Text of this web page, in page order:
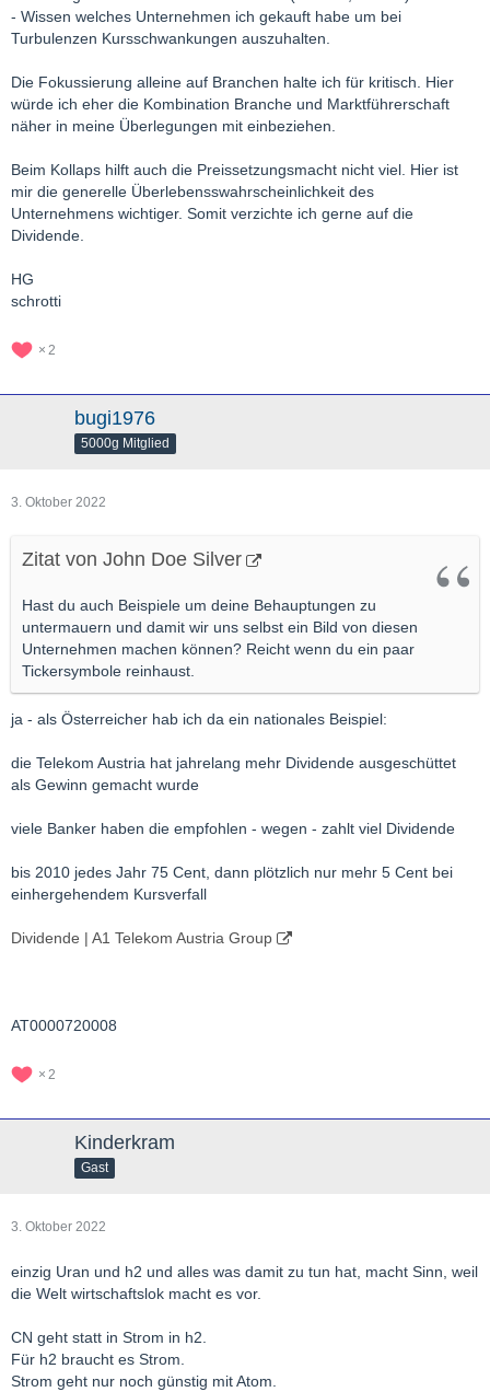
- Wissen welches Unternehmen ich gekauft habe um bei
Turbulenzen Kursschwankungen auszuhalten.
Die Fokussierung alleine auf Branchen halte ich für kritisch. Hier
würde ich eher die Kombination Branche und Marktführerschaft
näher in meine Überlegungen mit einbeziehen.
Beim Kollaps hilft auch die Preissetzungsmacht nicht viel. Hier ist
mir die generelle Überlebensswahrscheinlichkeit des
Unternehmens wichtiger. Somit verzichte ich gerne auf die
Dividende.
HG
schrotti
2
bugi1976
5000g Mitglied
3. Oktober 2022
Zitat von John Doe Silver
Hast du auch Beispiele um deine Behauptungen zu
untermauern und damit wir uns selbst ein Bild von diesen
Unternehmen machen können? Reicht wenn du ein paar
Tickersymbole reinhaust.
ja - als Österreicher hab ich da ein nationales Beispiel:
die Telekom Austria hat jahrelang mehr Dividende ausgeschüttet
als Gewinn gemacht wurde
viele Banker haben die empfohlen - wegen - zahlt viel Dividende
bis 2010 jedes Jahr 75 Cent, dann plötzlich nur mehr 5 Cent bei
einhergehendem Kursverfall
Dividende | A1 Telekom Austria Group
AT0000720008
2
Kinderkram
Gast
3. Oktober 2022
einzig Uran und h2 und alles was damit zu tun hat, macht Sinn, weil
die Welt wirtschaftslok macht es vor.
CN geht statt in Strom in h2.
Für h2 braucht es Strom.
Strom geht nur noch günstig mit Atom.